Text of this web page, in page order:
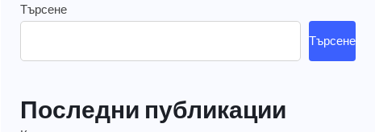
Търсене
Търсене
Последни публикации